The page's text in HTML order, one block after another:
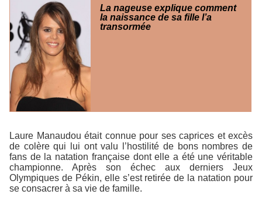
La nageuse explique comment
la naissance de sa fille l’a
transormée
Laure Manaudou était connue pour ses caprices et excès
de colère qui lui ont valu l’hostilité de bons nombres de
fans de la natation française dont elle a été une véritable
championne. Après son échec aux derniers Jeux
Olympiques de Pékin, elle s’est retirée de la natation pour
se consacrer à sa vie de famille.